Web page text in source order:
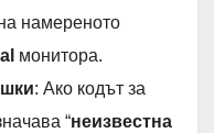
намереното
монитора.
: Ако кодът за
“неизвестна